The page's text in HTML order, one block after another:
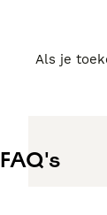
Als je
FAQ's